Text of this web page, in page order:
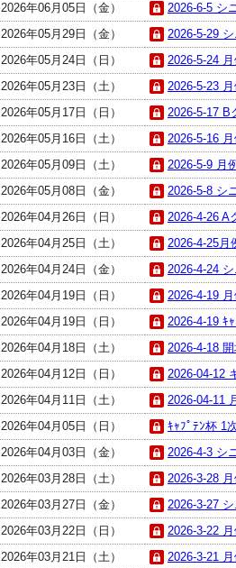
2026年06月05日（金）
2026-6-5 シ
2026年05月29日（金）
2026-5-29
2026年05月24日（日）
2026-5-24
2026年05月23日（土）
2026-5-23
2026年05月17日（日）
2026-5-17 B
2026年05月16日（土）
2026-5-16
2026年05月09日（土）
2026-5-9 月
2026年05月08日（金）
2026-5-8 シ
2026年04月26日（日）
2026-4-26 A
2026年04月25日（土）
2026-4-25月
2026年04月24日（金）
2026-4-24
2026年04月19日（日）
2026-4-19
2026年04月19日（日）
2026-4-19 ｷ
2026年04月18日（土）
2026-4-18
2026年04月12日（日）
2026-04-12
2026年04月11日（土）
2026-04-11
2026年04月05日（日）
ｷｬﾌﾟﾃﾝ杯 1
2026年04月03日（金）
2026-4-3 シ
2026年03月28日（土）
2026-3-28
2026年03月27日（金）
2026-3-27
2026年03月22日（日）
2026-3-22
2026年03月21日（土）
2026-3-21